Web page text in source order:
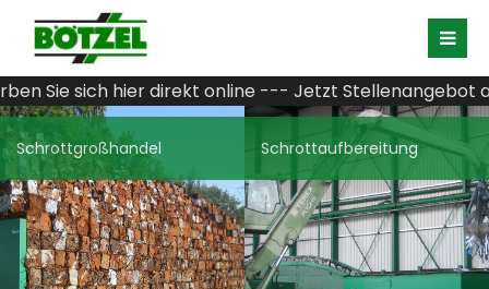
hier direkt online --- Jetzt Stellenangebot ansehen
Schrottgroßhandel Schrottaufbereitung